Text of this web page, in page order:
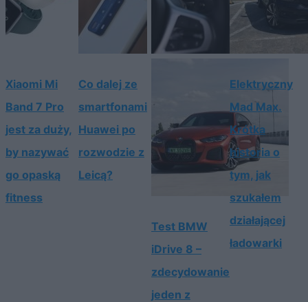
Xiaomi Mi
Band 7 Pro
jest za duży,
by nazywać
go opaską
fitness
Co dalej ze
smartfonami
Huawei po
rozwodzie z
Leicą?
Test BMW
iDrive 8 –
zdecydowanie
jeden z
Elektryczny
Mad Max.
Krótka
historia o
tym, jak
szukałem
działającej
ładowarki